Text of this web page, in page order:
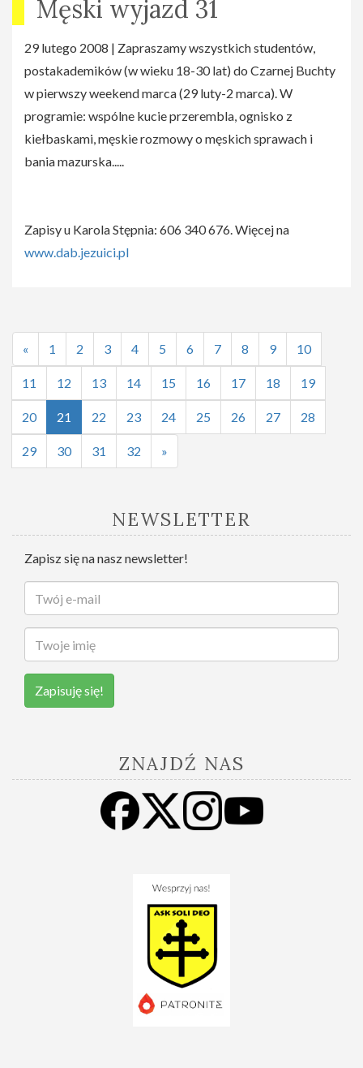
Męski wyjazd 31
29 lutego 2008 | Zapraszamy wszystkich studentów,
postakademików (w wieku 18-30 lat) do Czarnej Buchty
w pierwszy weekend marca (29 luty-2 marca). W
programie: wspólne kucie przerembla, ognisko z
kiełbaskami, męskie rozmowy o męskich sprawach i
bania mazurska.....
Zapisy u Karola Stępnia: 606 340 676. Więcej na
www.dab.jezuici.pl
« 1 2 3 4 5 6 7 8 9 10
11 12 13 14 15 16 17 18 19
20 21 22 23 24 25 26 27 28
29 30 31 32 »
NEWSLETTER
Zapisz się na nasz newsletter!
Zapisuję się!
ZNAJDŹ NAS